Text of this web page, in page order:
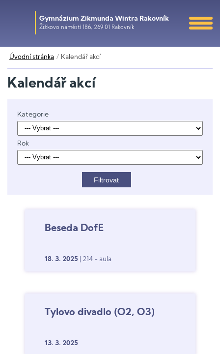
Gymnázium Zikmunda Wintra Rakovník
Žižkovo náměstí 186, 269 01 Rakovník
Úvodní stránka Kalendář akcí
Kalendář akcí
Kategorie
Rok
Beseda DofE
18. 3. 2025 | 214 - aula
Tylovo divadlo (O2, O3)
13. 3. 2025